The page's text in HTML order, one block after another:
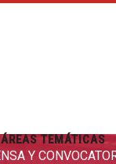
ÁREAS TEMÁTICAS